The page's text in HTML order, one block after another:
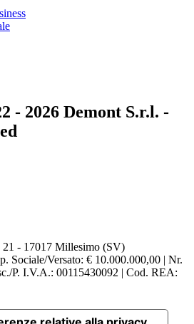
- 2026 Demont S.r.l. -
- 17017 Millesimo (SV)
Sociale/Versato: € 10.000.000,00 | Nr.
P. I.V.A.: 00115430092 | Cod. REA: